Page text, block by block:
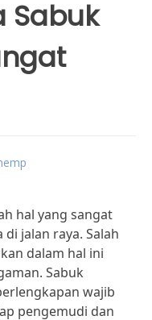
Sabuk
hal yang sangat
jalan raya. Salah
dalam hal ini
Sabuk
wajib
pengemudi dan